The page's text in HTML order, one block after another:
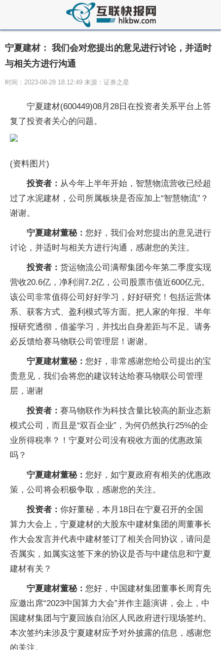
宁夏建材： 我们会对您提出的意见进行讨论，并适时
与相关方进行沟通
时间：2023-08-28 18:12:49 来源：证券之星
宁夏建材(600449)08月28日在投资者关系平台上答
复了投资者关心的问题。
(资料图片)
投资者： 从今年上半年开始，智慧物流营收已经超
过了水泥建材，公司所属板块是否应加上“智慧物流”？
谢谢。
宁夏建材董秘： 您好，我们会对您提出的意见进行
讨论，并适时与相关方进行沟通，感谢您的关注。
投资者： 货运物流公司满帮集团今年第二季度实现
营收20.6亿，净利润7.2亿，公司股票市值近600亿元。
该公司非常值得公司好好学习，好好研究！包括运营体
系、获客方式、盈利模式等方面。把人家的年报、半年
报研究透彻，借鉴学习，并找出自身差距与不足。请务
必反馈给赛马物联公司管理层！谢谢。
宁夏建材董秘： 您好，非常感谢您给公司提出的宝
贵意见，我们会将您的建议转达给赛马物联公司管理
层，谢谢
投资者： 赛马物联作为科技含量比较高的新业态新
模式公司，而且是“双百企业”，为何仍然执行25%的企
业所得税率？！宁夏对公司没有税收方面的优惠政策
吗？
宁夏建材董秘： 您好，如宁夏政府有相关的优惠政
策，公司将会积极争取，感谢您的关注。
投资者： 你好董秘，本月18日在宁夏召开的全国
算力大会上，宁夏建材的大股东中建材集团的周董事长
作大会发言并代表中建材签订了相关合同协议，请问是
否属实，如属实这签下来的协议是否与中建信息和宁夏
建材有关？
宁夏建材董秘： 您好，中国建材集团董事长周育先
应邀出席“2023中国算力大会”并作主题演讲，会上，中
国建材集团与宁夏回族自治区人民政府进行现场签约。
本次签约未涉及宁夏建材应予对外披露的信息，感谢您
的关注。